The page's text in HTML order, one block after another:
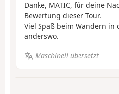
Danke, MATIC, für deine
Bewertung dieser Tour.
Viel Spaß beim Wandern in
anderswo.
Maschinell übersetzt